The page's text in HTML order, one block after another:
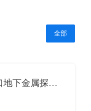
全部
郑州达特引进土耳其Adrenalin阿德纳兰进口地下金属探测器仪器设备